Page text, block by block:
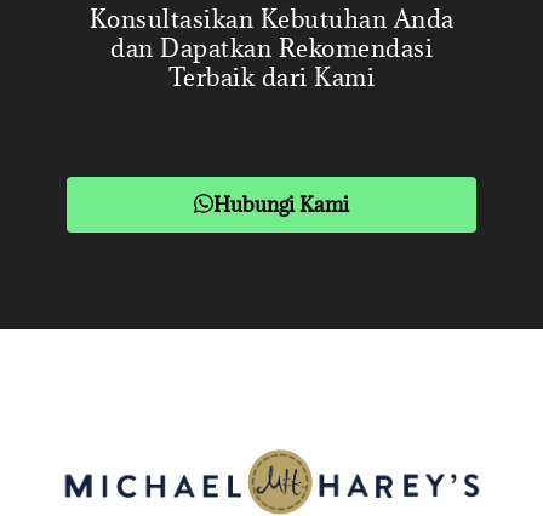
Konsultasikan Kebutuhan Anda
dan Dapatkan Rekomendasi
Terbaik dari Kami
Hubungi Kami